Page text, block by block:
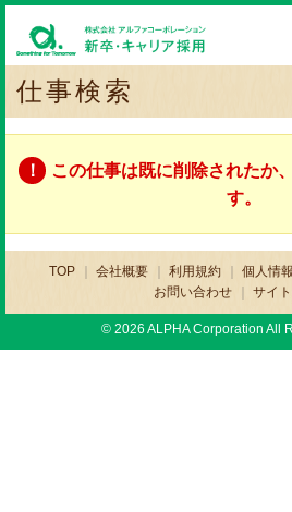
仕事検索
この仕事は既に削除されたか
す。
TOP 会社概要 利用規約 個人情
お問い合わせ
サイ
© 2026 ALPHA Corporation All